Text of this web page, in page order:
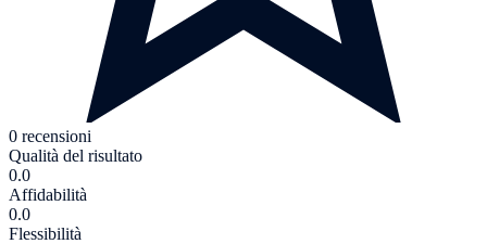
0 recensioni
Qualità del risultato
0.0
Affidabilità
0.0
Flessibilità